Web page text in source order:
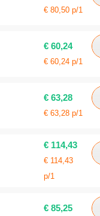
€ 80,50 p/1
€ 60,24
€ 60,24 p/1
€ 63,28
€ 63,28 p/1
€ 114,43
€ 114,43
p/1
€ 85,25